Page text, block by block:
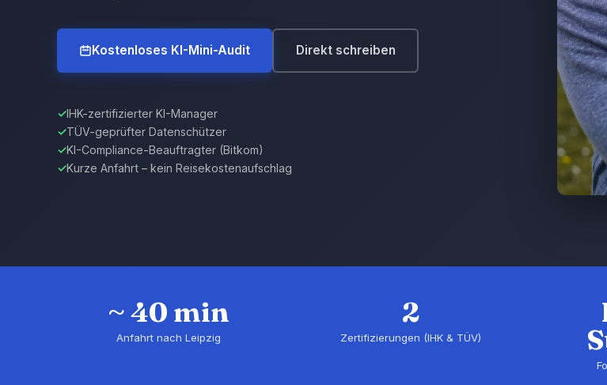
Kostenloses KI-Mini-Audit Direkt schreiben
IHK-zertifizierter KI-Manager
TÜV-geprüfter Datenschützer
KI-Compliance-Beauftragter (Bitkom)
Kurze Anfahrt – kein Reisekostenaufschlag
~ 40 min
Anfahrt nach Leipzig
2
Zertifizierungen (IHK & TÜV)